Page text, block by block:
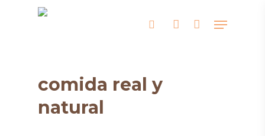
searchaccount
Menu
comida real y
natural